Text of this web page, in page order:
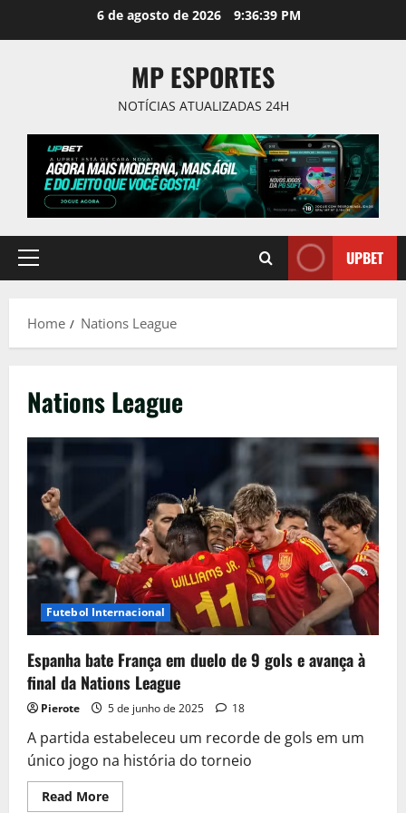
6 de agosto de 2026 9:36:39 PM
MP ESPORTES
NOTÍCIAS ATUALIZADAS 24H
Primary
UPBET
Home Nations League
Nations League
Futebol Internacional
Espanha bate França em duelo de 9 gols e avança à
final da Nations League
Pierote 5 de junho de 2025 18
A partida estabeleceu um recorde de gols em um
único jogo na história do torneio
Read MoreRead
more